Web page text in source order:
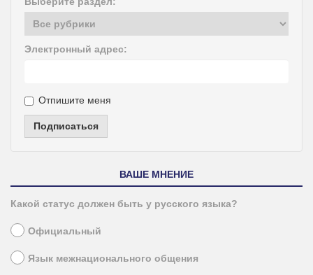
Электронный адрес:
Отпишите меня
Подписаться
ВАШЕ МНЕНИЕ
Какой статус должен быть у русского языка?
Официальный
Язык межнационального общения